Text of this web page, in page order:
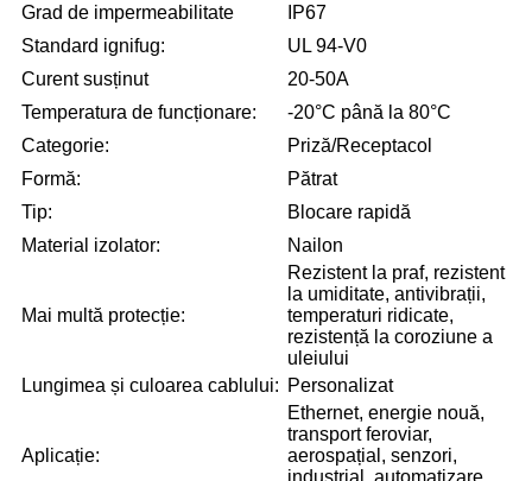
Grad de impermeabilitate
IP67
Standard ignifug:
UL 94-V0
Curent susținut
20-50A
Temperatura de funcționare:
-20°C până la 80°C
Categorie:
Priză/Receptacol
Formă:
Pătrat
Tip:
Blocare rapidă
Material izolator:
Nailon
Mai multă protecție:
Rezistent la praf, rezistent
la umiditate, antivibrații,
temperaturi ridicate,
rezistență la coroziune a
uleiului
Lungimea și culoarea cablului: Personalizat
Aplicație:
Ethernet, energie nouă,
transport feroviar,
aerospațial, senzori,
industrial, automatizare